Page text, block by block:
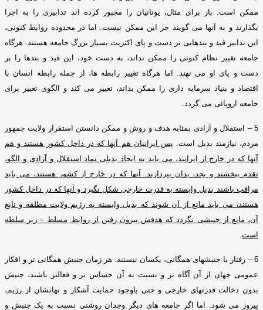
ممکن است
باز برای مثال، یونانیان را مجبور کرده اند تدابیری را به اجرا
بگذارند و به آنها می گویند جز این ممکن نیست.
اما در محدوده روابط کنونی،
این تدابیر قید و بندهایی بر دست و پای اکثریت بسیار بزرگ جامعه هستند
هرگاه
جامعه تغییر نظام کنونی را ممکن نداند، به دست خود، این قید و بندها را بر
دست و پای او می نهند
اما هرگاه تغییر رابطه ها، از جمله رابطه انسان با
اقتصاد و بنیاد سرمایه داری را ممکن بداند، تغییر می کند و الگوی تغییر برای
جامعه اروپائی می گردد
5
– استقلال و آزادی بمثابه هدف و روش و ممکن دانستن استقرار ولایت جمهور
مردم، نیازمند بدیل است
پس ایرانیان هم آنها که در داخل کشور هستند و هم
آنها که در خارج از ایرانند، می باید به ایجاد بدیلی نماد استقلال و آزادی و الگو،
تقدم ببخشند و بجد، بدان بپردازند
آنها که در خارج از کشور هستند، می باید
مراقب باشند بدیل وابسته به قدرت خارجی شکل نگیرد و آنها که در داخل کشور
هستند، می باید مانع از آن شوند که بدیل وابسته به رژیم ولایت مطلقه و تابع
آن، مانع از جنبشی نگردد که هدفش بیرون رفتن از روابط مسلط – زیر سلطه
است
6 – رفتار با جنبشهای همگانی، یکسان نیستند
هر زمان جنبش همگانی تر و افکار
عمومی جهان از آن آگاه تر و نسبت به آن حساس تر و فعالتر باشند، جنبش
بدون دخالت قدرتهای خارجی و حتی باوجود حمایت آشکار و نهانشان از رژیم،
پیروز می شود
اما اگر جامعه های دیگر وجدان روشنی نسبت به یک جنبش و